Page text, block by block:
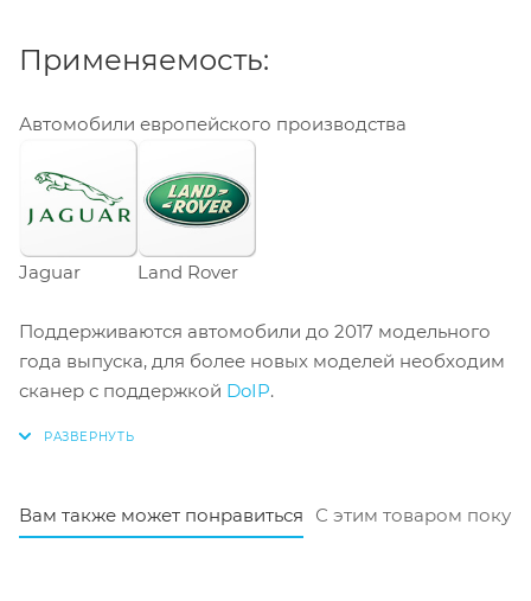
Применяемость:
Автомобили европейского производства
Jaguar Land Rover
Поддерживаются автомобили до 2017 модельного
года выпуска, для более новых моделей необходим
сканер с поддержкой DoIP.
Вам также может понравиться С этим товаром